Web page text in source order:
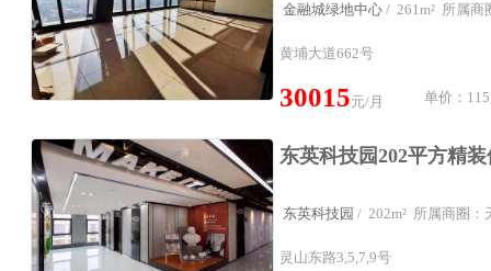
金融城绿地中心 / 261m² 所属商
黄埔大道662号
30015元/月 单价：115
东英科技园 / 202m² 所属商圈：
灵山东路3,5,7,9号